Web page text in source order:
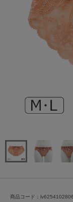
商品コード：lv6254102806